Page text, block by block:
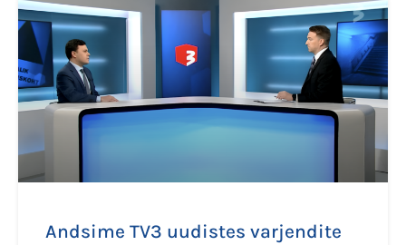
Andsime TV3 uudistes varjendite